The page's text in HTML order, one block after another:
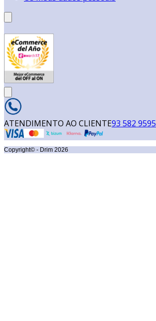
ATENDIMENTO AO CLIENTE93 582 9595
Copyright© - Drim 2026